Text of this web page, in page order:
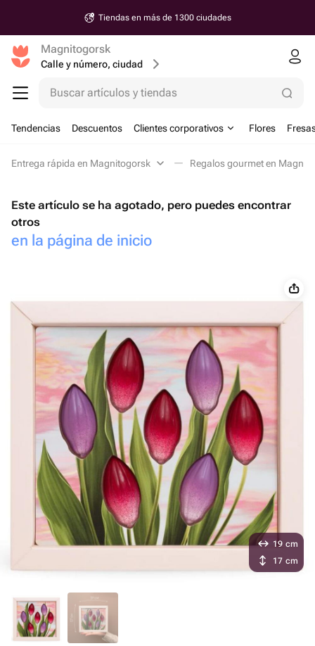
Tiendas en más de 1300 ciudades
Magnitogorsk
Calle y número, ciudad
Buscar artículos y tiendas
Tendencias Descuentos Clientes corporativos Flores
Entrega rápida en Magnitogorsk Regalos gourmet en
Este artículo se ha agotado, pero puedes encontrar
otros
en la página de inicio
19 cm
17 cm